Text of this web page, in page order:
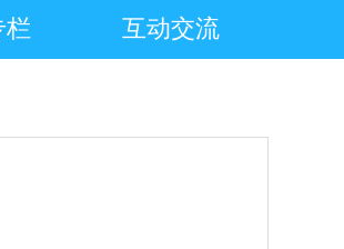
栏 互动交流